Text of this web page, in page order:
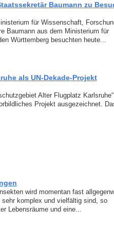
Baumann zu
für Wissenschaft,
Baumann aus dem Ministerium für
Württemberg besuchten heute...
als UN-Dekade-Projekt
Alter Flugplatz
Projekt ausgezeichnet.
wird momentan fast
komplex und vielfältig sind, so
Lebensräume und eine...